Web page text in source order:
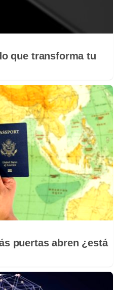
que transforma tu
puertas abren ¿está